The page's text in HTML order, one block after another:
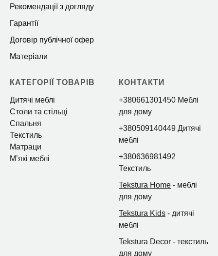
Рекомендації з догляду
Гарантії
Договір публічної офер
Матеріали
КАТЕГОРІЇ ТОВАРІВ
Дитячі меблі
Столи та стільці
Спальня
Текстиль
Матраци
Мʼякі меблі
КОНТАКТИ
+380661301450 Меблі
для дому
+380509140449 Дитячі
меблі
+380636981492
Текстиль
Tekstura Home - меблі
для дому
Tekstura Kids - дитячі
меблі
Tekstura Decor - текстиль
для дому